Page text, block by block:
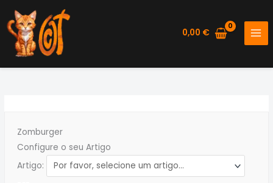
to
content
0,00 €
Zomburger
Configure o seu Artigo
Artigo: